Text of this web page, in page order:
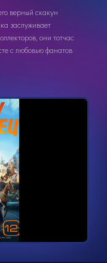
верный скакун
заслуживает
они тотчас
с любовью фанатов